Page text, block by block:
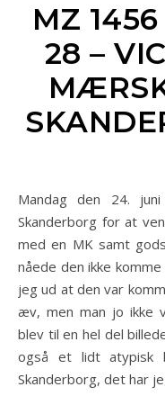
MZ
28 –
Mandag den 24. juni brugte jeg godt 1½ time ved
Skanderborg for at
med en MK samt
nåede den ikke
jeg ud at den var
æv, men man jo ikke
blev til en hel del
også et lidt atypisk
Skanderborg, det har